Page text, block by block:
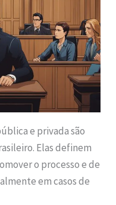
e privada são
Elas definem
o processo e de
em casos de